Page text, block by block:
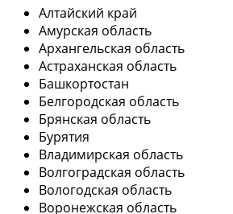
Алтайский край
Амурская область
Архангельская область
Астраханская область
Башкортостан
Белгородская область
Брянская область
Бурятия
Владимирская область
Волгоградская область
Вологодская область
Воронежская область